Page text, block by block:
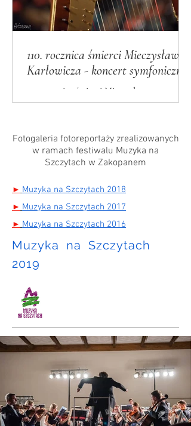
110. rocznica śmierci Mieczysława
Karłowicza - koncert symfoniczny
110. rocznica śmierci Mieczysława
Karłowicza - Koncert symfoniczny
Fotogaleria fotoreportaży zrealizowanych
w ramach festiwalu Muzyka na
Szczytach w Zakopanem
► Muzyka na Szczytach 2018
► Muzyka na Szczytach 2017
► Muzyka na Szczytach 2016
Muzyka na Szczytach
2019